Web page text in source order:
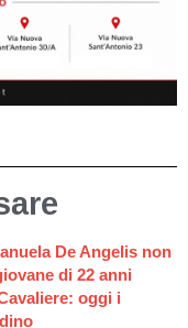
De Angelis non
di 22 anni
oggi i